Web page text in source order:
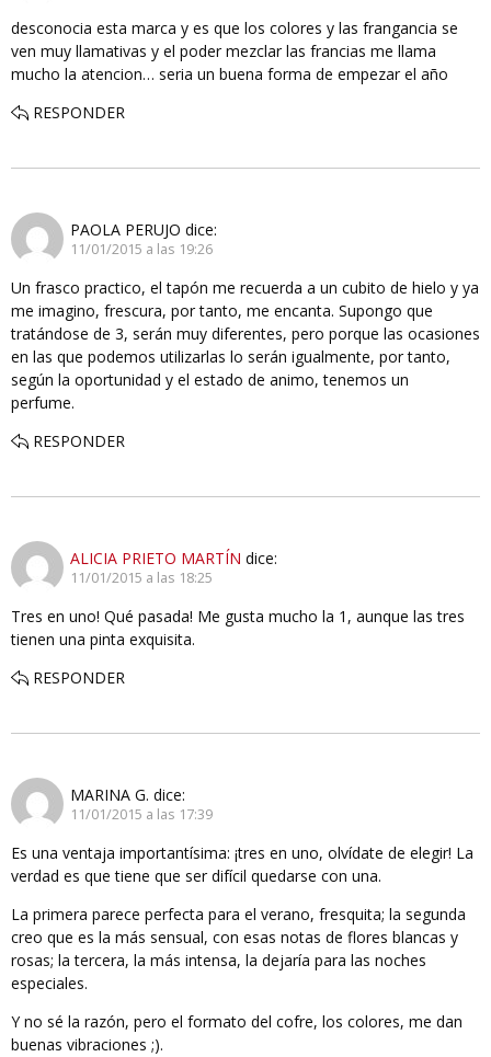
desconocia esta marca y es que los colores y las frangancia se
ven muy llamativas y el poder mezclar las francias me llama
mucho la atencion… seria un buena forma de empezar el año
RESPONDER
PAOLA PERUJO dice:
11/01/2015 a las 19:26
Un frasco practico, el tapón me recuerda a un cubito de hielo y ya
me imagino, frescura, por tanto, me encanta. Supongo que
tratándose de 3, serán muy diferentes, pero porque las ocasiones
en las que podemos utilizarlas lo serán igualmente, por tanto,
según la oportunidad y el estado de animo, tenemos un
perfume.
RESPONDER
ALICIA PRIETO MARTÍN dice:
11/01/2015 a las 18:25
Tres en uno! Qué pasada! Me gusta mucho la 1, aunque las tres
tienen una pinta exquisita.
RESPONDER
MARINA G. dice:
11/01/2015 a las 17:39
Es una ventaja importantísima: ¡tres en uno, olvídate de elegir! La
verdad es que tiene que ser difícil quedarse con una.
La primera parece perfecta para el verano, fresquita; la segunda
creo que es la más sensual, con esas notas de flores blancas y
rosas; la tercera, la más intensa, la dejaría para las noches
especiales.
Y no sé la razón, pero el formato del cofre, los colores, me dan
buenas vibraciones ;).